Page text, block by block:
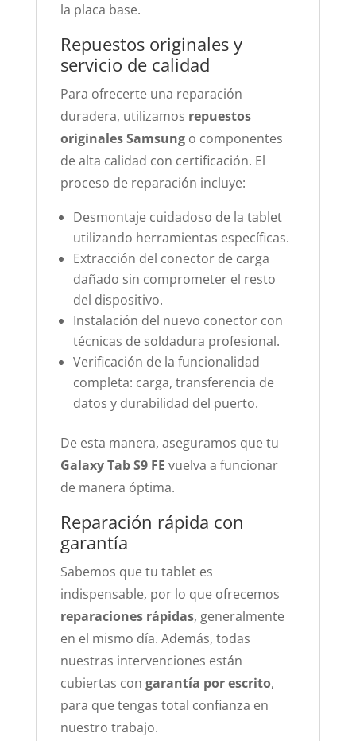
la placa base.
Repuestos originales y
servicio de calidad
Para ofrecerte una reparación
duradera, utilizamos repuestos
originales Samsungo componentes
de alta calidad con certificación. El
proceso de reparación incluye:
Desmontaje cuidadoso de la tablet
utilizando herramientas específicas.
Extracción del conector de carga
dañado sin comprometer el resto
del dispositivo.
Instalación del nuevo conector con
técnicas de soldadura profesional.
Verificación de la funcionalidad
completa: carga, transferencia de
datos y durabilidad del puerto.
De esta manera, aseguramos que tu
Galaxy Tab S9 FE vuelva a funcionar
de manera óptima.
Reparación rápida con
garantía
Sabemos que tu tablet es
indispensable, por lo que ofrecemos
reparaciones rápidas, generalmente
en el mismo día. Además, todas
nuestras intervenciones están
cubiertas con garantía por escrito,
para que tengas total confianza en
nuestro trabajo.